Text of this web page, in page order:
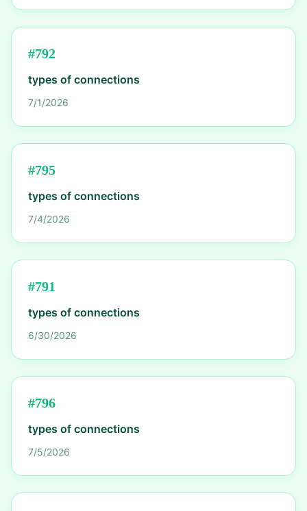
#792
types of connections
7/1/2026
#795
types of connections
7/4/2026
#791
types of connections
6/30/2026
#796
types of connections
7/5/2026